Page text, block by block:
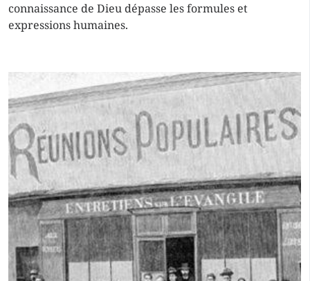
connaissance de Dieu dépasse les formules et
expressions humaines.